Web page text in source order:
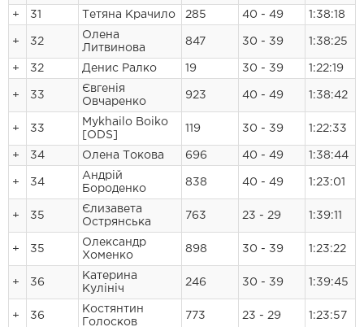
+ 31 Тетяна Крачило 285 40 - 49 1:38:18
+ 32
Олена
Литвинова
847 30 - 39 1:38:25
+ 32 Денис Ралко 19 30 - 39 1:22:19
+ 33
Євгенія
Овчаренко
923 40 - 49 1:38:42
+ 33
Mykhailo Boiko
[ODS]
119 30 - 39 1:22:33
+ 34 Олена Токова 696 40 - 49 1:38:44
+ 34
Андрій
Бороденко
838 40 - 49 1:23:01
+ 35
Єлизавета
Острянська
763 23 - 29 1:39:11
+ 35
Олександр
Хоменко
898 30 - 39 1:23:22
+ 36
Катерина
Кулініч
246 30 - 39 1:39:45
+ 36
Костянтин
Голосков
773 23 - 29 1:23:57